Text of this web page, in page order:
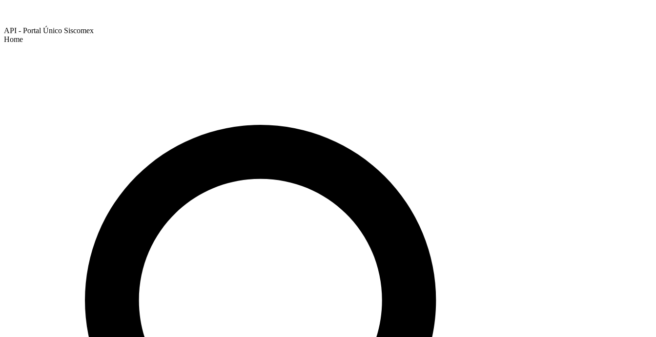
API - Portal Único Siscomex
Home